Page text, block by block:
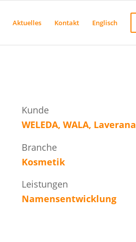
Aktuelles Kontakt Englisch
Kunde
WELEDA, WALA, Laverana
Branche
Kosmetik
Leistungen
Namensentwicklung